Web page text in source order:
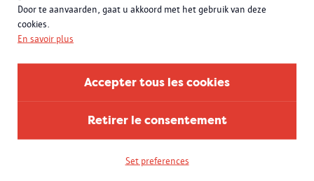
Door te aanvaarden, gaat u akkoord met het gebruik van deze
cookies.
En savoir plus
Accepter tous les cookies
Retirer le consentement
Set preferences